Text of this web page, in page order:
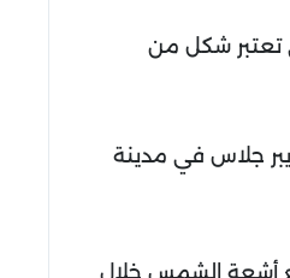
تعتبر شكل من
جلاس في مدينة
مع أشعة الشمس خلال